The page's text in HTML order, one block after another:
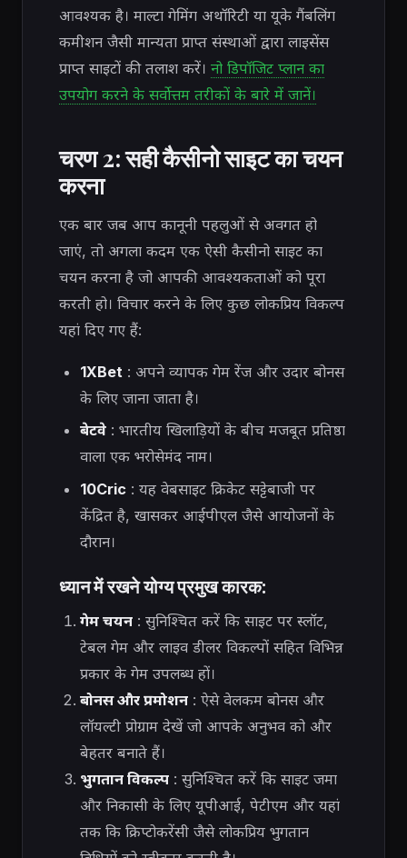
आवश्यक है। माल्टा गेमिंग अथॉरिटी या यूके गैंबलिंग
कमीशन जैसी मान्यता प्राप्त संस्थाओं द्वारा लाइसेंस
प्राप्त साइटों की तलाश करें। नो डिपॉजिट प्लान का
उपयोग करने के सर्वोत्तम तरीकों के बारे में जानें।
चरण 2: सही कैसीनो साइट का चयन
करना
एक बार जब आप कानूनी पहलुओं से अवगत हो
जाएं, तो अगला कदम एक ऐसी कैसीनो साइट का
चयन करना है जो आपकी आवश्यकताओं को पूरा
करती हो। विचार करने के लिए कुछ लोकप्रिय विकल्प
यहां दिए गए हैं:
1XBet : अपने व्यापक गेम रेंज और उदार बोनस
के लिए जाना जाता है।
बेटवे: भारतीय खिलाड़ियों के बीच मजबूत प्रतिष्ठा
वाला एक भरोसेमंद नाम।
10Cric: यह वेबसाइट क्रिकेट सट्टेबाजी पर
केंद्रित है, खासकर आईपीएल जैसे आयोजनों के
दौरान।
ध्यान में रखने योग्य प्रमुख कारक:
गेम चयन: सुनिश्चित करें कि साइट पर स्लॉट,
टेबल गेम और लाइव डीलर विकल्पों सहित विभिन्न
प्रकार के गेम उपलब्ध हों।
बोनस और प्रमोशन: ऐसे वेलकम बोनस और
लॉयल्टी प्रोग्राम देखें जो आपके अनुभव को और
बेहतर बनाते हैं।
भुगतान विकल्प: सुनिश्चित करें कि साइट जमा
और निकासी के लिए यूपीआई, पेटीएम और यहां
तक ​​कि क्रिप्टोकरेंसी जैसे लोकप्रिय भुगतान